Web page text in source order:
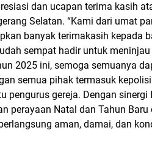
dan ucapan terima kasih
Selatan. “Kami dari umat
banyak terimakasih kepada
sempat hadir untuk
2025 ini, semoga semuanya
semua pihak termasuk
pengurus gereja. Dengan sinergi
perayaan Natal dan Tahun
aman, damai, dan